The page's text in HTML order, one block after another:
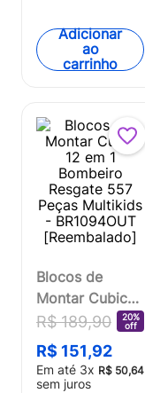
Adicionar
ao
carrinho
Blocos de
Montar Cubic
12 em 1
Bombeiro
Resgate 557
Peças Multikids
R$ 189,90
20%
off
R$ 151,92
Em até 3x R$ 50,64
sem juros